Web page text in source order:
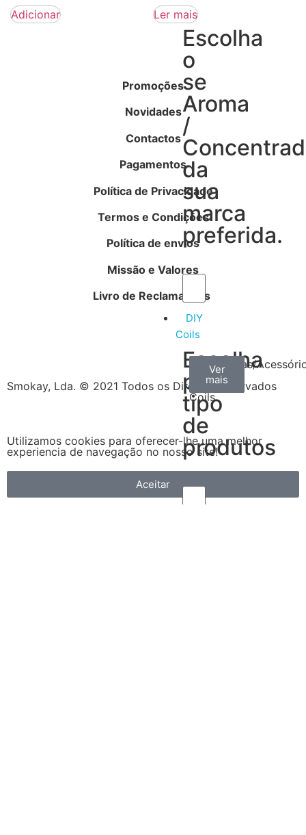
Escolha
o
se
Aroma
/
da
sua
marca
preferida.
DIY
Coils
Escolha
por
tipo
de
produtos
Arame
Coils
Ver
mais
Algodão
Ver
mais
Ferramentas/
Ver
mais
Adicionar Ler mais
Promoções
Novidades
Contactos
Pagamentos
Política de Privacidade
Termos e Condições
Política de envios
Missão e Valores
Livro de Reclamações
Smokay, Lda. © 2021 Todos os Direitos Reservados
Utilizamos cookies para oferecer-lhe uma melhor
experiencia de navegação no nosso site!
Aceitar